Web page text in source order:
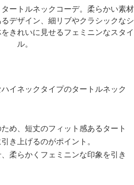
イネックタイプのタートルネック
め、短丈のフィット感あるタート
き上げるのがポイント。
柔らかくフェミニンな印象を引き